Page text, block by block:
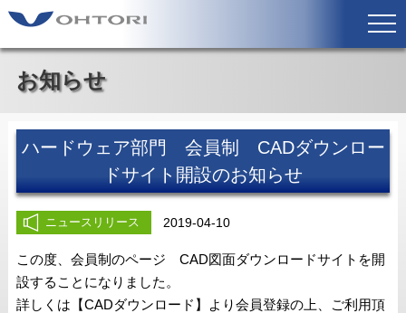
お知らせ
ハードウェア部門 会員制 CADダウンロー
ドサイト開設のお知らせ
ニュースリリース 2019-04-10
この度、会員制のページ CAD図面ダウンロードサイトを開
設することになりました。
詳しくは【CADダウンロード】より会員登録の上、ご利用頂